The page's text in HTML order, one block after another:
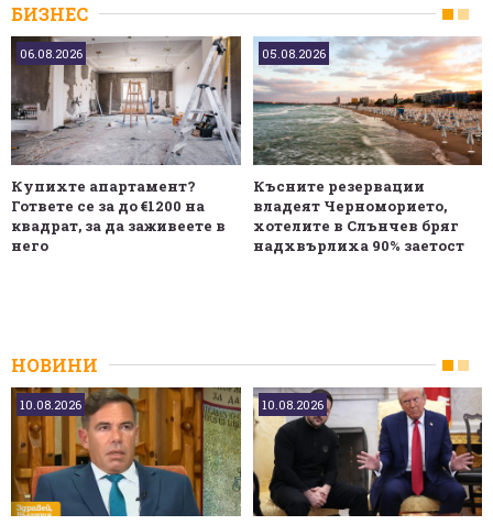
БИЗНЕС
06.08.2026
Купихте апартамент?
Гответе се за до €1200 на
квадрат, за да заживеете в
него
05.08.2026
Късните резервации
владеят Черноморието,
хотелите в Слънчев бряг
надхвърлиха 90% заетост
НОВИНИ
10.08.2026 10.08.2026